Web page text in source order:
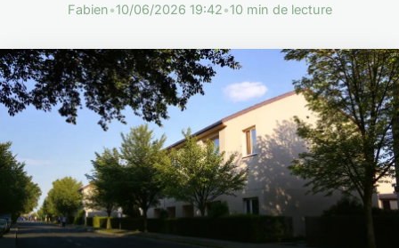
Fabien•10/06/2026 19:42•10 min de lecture